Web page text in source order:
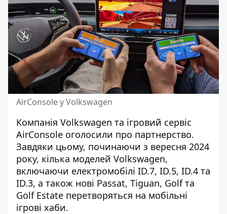
AirConsole у Volkswagen
Компанія Volkswagen та ігровий сервіс
AirConsole оголосили про партнерство.
Завдяки цьому, починаючи з вересня 2024
року, кілька моделей Volkswagen,
включаючи електромобілі ID.7, ID.5, ID.4 та
ID.3, а також нові Passat, Tiguan, Golf та
Golf Estate перетворяться на мобільні
ігрові хаби.